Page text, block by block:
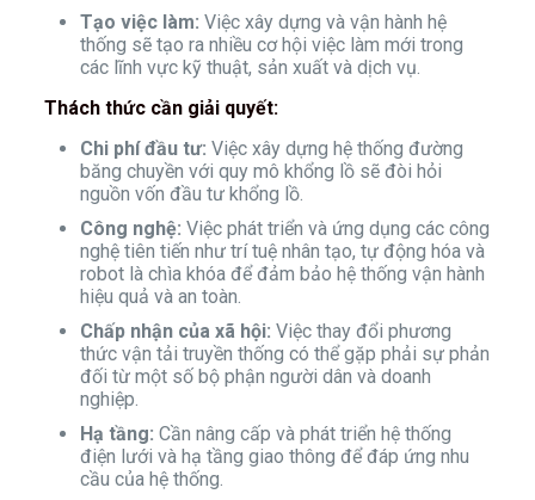
Tạo việc làm: Việc xây dựng và vận hành hệ
thống sẽ tạo ra nhiều cơ hội việc làm mới trong
các lĩnh vực kỹ thuật, sản xuất và dịch vụ.
Thách thức cần giải quyết:
Chi phí đầu tư: Việc xây dựng hệ thống đường
băng chuyền với quy mô khổng lồ sẽ đòi hỏi
nguồn vốn đầu tư khổng lồ.
Công nghệ: Việc phát triển và ứng dụng các công
nghệ tiên tiến như trí tuệ nhân tạo, tự động hóa và
robot là chìa khóa để đảm bảo hệ thống vận hành
hiệu quả và an toàn.
Chấp nhận của xã hội: Việc thay đổi phương
thức vận tải truyền thống có thể gặp phải sự phản
đối từ một số bộ phận người dân và doanh
nghiệp.
Hạ tầng: Cần nâng cấp và phát triển hệ thống
điện lưới và hạ tầng giao thông để đáp ứng nhu
cầu của hệ thống.